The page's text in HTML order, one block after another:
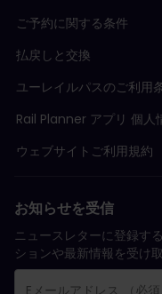
ご予約に関する条件
払戻しと交換
ユーレイルパスのご利用
Rail Planner アプリ 個人
ウェブサイトご利用規約
お知らせを受信
ニュースレターに登録す
ションや最新情報を受け